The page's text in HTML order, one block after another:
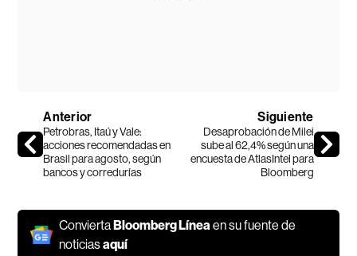
Anterior
Petrobras, Itaú y Vale:
acciones recomendadas en
Brasil para agosto, según
bancos y corredurías
Siguiente
Desaprobación de Milei
sube al 62,4% según una
encuesta de AtlasIntel para
Bloomberg
ConviertaBloomberg Línea en su fuente de
noticiasaquí